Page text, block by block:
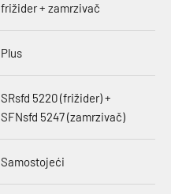
frižider + zamrzivač
Plus
SRsfd 5220 (frižider) +
SFNsfd 5247 (zamrzivač)
Samostojeći